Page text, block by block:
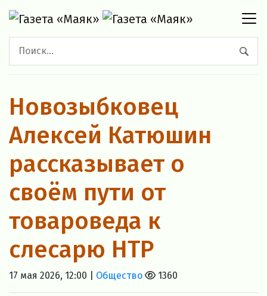
Новозыбковец
Алексей Катюшин
рассказывает о
своём пути от
товароведа к
слесарю НТР
17 мая 2026, 12:00 | Общество 1360